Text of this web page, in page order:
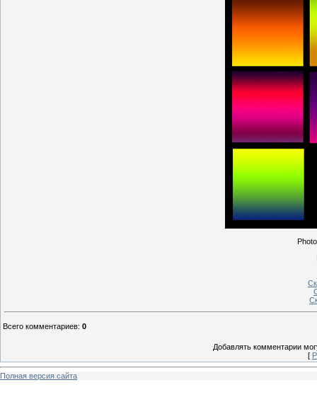
Всего комментариев: 0
Добавлять комментарии
[
Полная версия сайта